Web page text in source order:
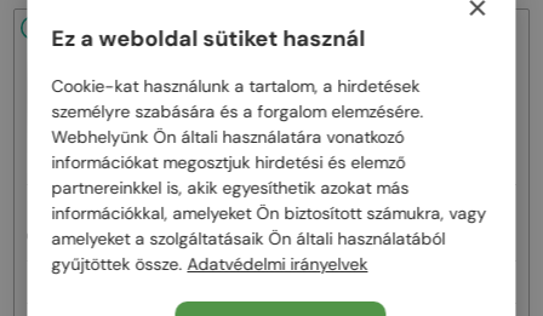
48/72 -20%
Celine—Napszemüvegek
CL40242I - 01B - 53
48/72
Celine— Napszemüvegek
CL40246U-Y - 30H - 61
Ez a weboldal sütiket használ
Cookie-kat használunk a tartalom, a hirdetések
személyre szabására és a forgalom elemzésére.
Webhelyünk Ön általi használatára vonatkozó
információkat megosztjuk hirdetési és elemző
partnereinkkel is, akik egyesíthetik azokat más
információkkal, amelyeket Ön biztosított számukra, vagy
amelyeket a szolgáltatásaik Ön általi használatából
gyűjtöttek össze.Adatvédelmi irányelvek